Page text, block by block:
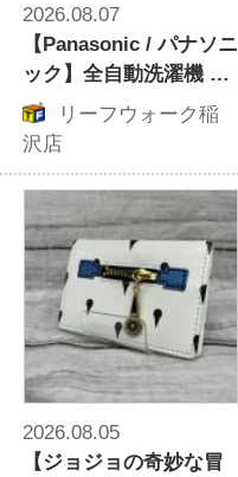
2026.08.07
【Panasonic / パナソニ
ック】全自動洗濯機 NA
-F50B15｜2022年製の5.
0kgモデルが中古入荷
リーフウォーク稲
沢店
2026.08.05
【ジョジョの奇妙な冒